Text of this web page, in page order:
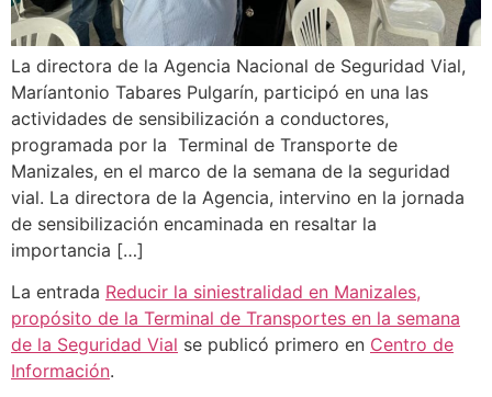
La directora de la Agencia Nacional de Seguridad Vial,
Maríantonio Tabares Pulgarín, participó en una las
actividades de sensibilización a conductores,
programada por la Terminal de Transporte de
Manizales, en el marco de la semana de la seguridad
vial. La directora de la Agencia, intervino en la jornada
de sensibilización encaminada en resaltar la
importancia […]
La entrada Reducir la siniestralidad en Manizales,
propósito de la Terminal de Transportes en la semana
de la Seguridad Vial se publicó primero en Centro de
Información.